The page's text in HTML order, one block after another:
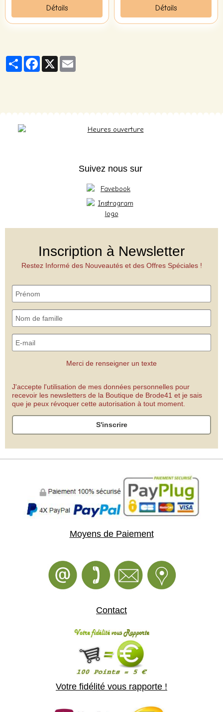
Détails Détails
PartagerFacebook
X
Suivez nous sur
Inscription à Newsletter
Restez Informé des Nouveautés et des Offres Spéciales !
Merci de renseigner un texte
J'accepte l'utilisation de mes données personnelles pour
recevoir les newsletters de la Boutique de Brode41 et je sais
que je peux révoquer cette autorisation à tout moment.
S'inscrire
Moyens de Paiement
Contact
Votre fidélité vous rapporte !